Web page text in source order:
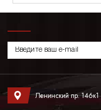
Ленинский пр. 146к1